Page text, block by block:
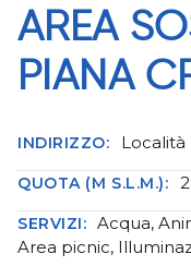
AREA
PIANA
INDIRIZZO: Località
QUOTA (M S.L.M.):
SERVIZI: Acqua,
Area picnic,